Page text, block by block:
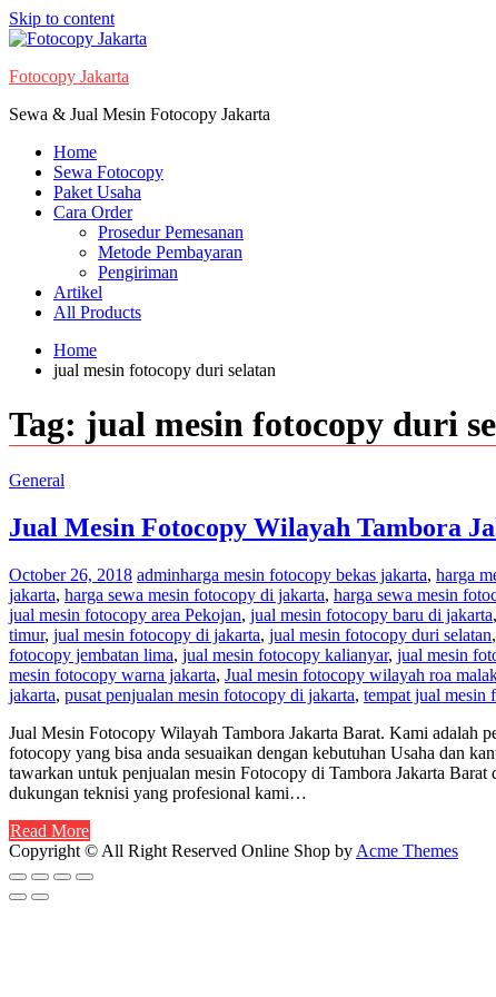
Skip to content
Fotocopy Jakarta
Sewa & Jual Mesin Fotocopy Jakarta
Home
Sewa Fotocopy
Paket Usaha
Cara Order
Prosedur Pemesanan
Metode Pembayaran
Pengiriman
Artikel
All Products
Home
jual mesin fotocopy duri selatan
Tag: jual mesin fotocopy duri
General
Jual Mesin Fotocopy Wilayah Tambora
October 26, 2018 adminharga mesin fotocopy bekas jakarta, harga
jakarta, harga sewa mesin fotocopy di jakarta, harga sewa mesin
jual mesin fotocopy area Pekojan, jual mesin fotocopy baru di jakarta,
timur, jual mesin fotocopy di jakarta, jual mesin fotocopy duri selatan,
fotocopy jembatan lima, jual mesin fotocopy kalianyar, jual mesin
mesin fotocopy warna jakarta, Jual mesin fotocopy wilayah roa
jakarta, pusat penjualan mesin fotocopy di jakarta, tempat jual mesin
Jual Mesin Fotocopy Wilayah Tambora Jakarta Barat. Kami adalah
fotocopy yang bisa anda sesuaikan dengan kebutuhan Usaha dan
tawarkan untuk penjualan mesin Fotocopy di Tambora Jakarta
dukungan teknisi yang profesional kami…
Read More
Copyright © All Right Reserved Online Shop by Acme Themes